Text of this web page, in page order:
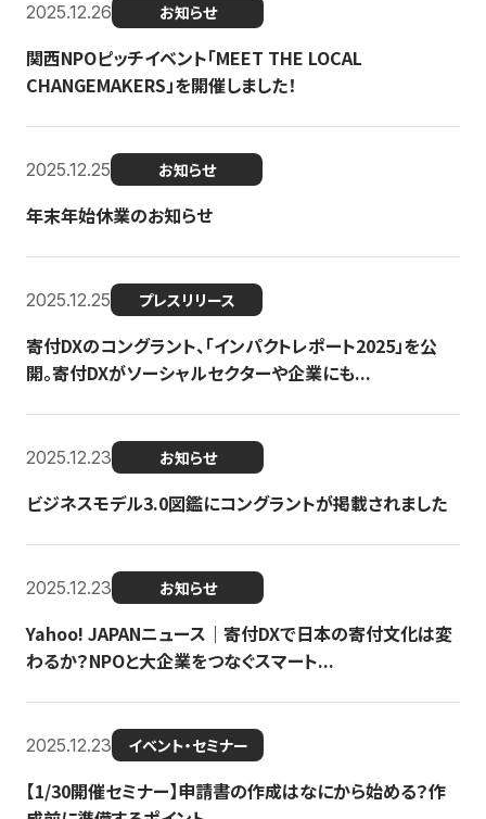
2025.12.26 お知らせ
関西NPOピッチイベント「MEET THE LOCAL
CHANGEMAKERS」を開催しました！
2025.12.25 お知らせ
年末年始休業のお知らせ
2025.12.25 プレスリリース
寄付DXのコングラント、「インパクトレポート2025」を公
開。寄付DXがソーシャルセクターや企業にも...
2025.12.23 お知らせ
ビジネスモデル3.0図鑑にコングラントが掲載されました
2025.12.23 お知らせ
Yahoo! JAPANニュース｜寄付DXで日本の寄付文化は変
わるか？NPOと大企業をつなぐスマート...
2025.12.23 イベント・セミナー
【1/30開催セミナー】申請書の作成はなにから始める？作